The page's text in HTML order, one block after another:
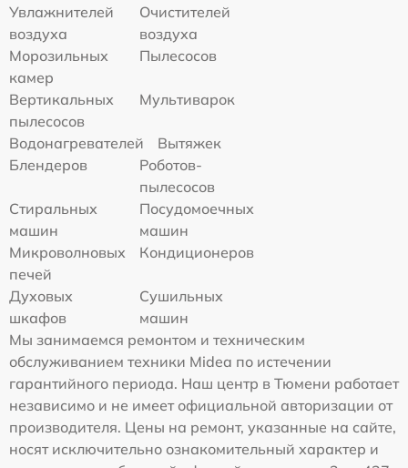
Увлажнителей
воздуха
Очистителей
воздуха
Морозильных
камер
Пылесосов
Вертикальных
пылесосов
Мультиварок
Водонагревателей
Вытяжек
Блендеров
Роботов-
пылесосов
Стиральных
машин
Посудомоечных
машин
Микроволновых
печей
Кондиционеров
Духовых
шкафов
Сушильных
машин
Мы занимаемся ремонтом и техническим
обслуживанием техники Midea по истечении
гарантийного периода. Наш центр в Тюмени работает
независимо и не имеет официальной авторизации от
производителя. Цены на ремонт, указанные на сайте,
носят исключительно ознакомительный характер и